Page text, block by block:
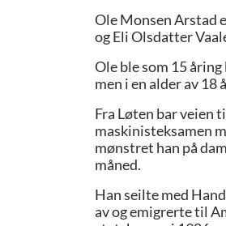
Ole Monsen Arstad
og Eli Olsdatter
Ole ble som 15
men i en alder av
Fra Løten bar veien
maskinisteksamen
mønstret han på
måned.
Han seilte med
av og emigrerte til